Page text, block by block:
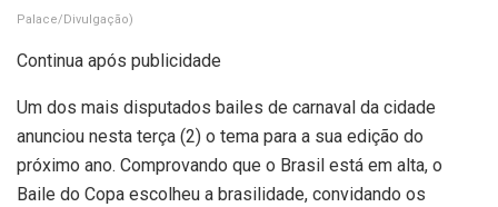
Palace/Divulgação)
Continua após publicidade
Um dos mais disputados bailes de carnaval da cidade
anunciou nesta terça (2) o tema para a sua edição do
próximo ano. Comprovando que o Brasil está em alta, o
Baile do Copa escolheu a brasilidade, convidando os